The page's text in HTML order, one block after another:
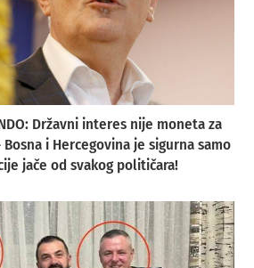
Državni interes nije moneta za
i Hercegovina je sigurna samo
jače od svakog političara!